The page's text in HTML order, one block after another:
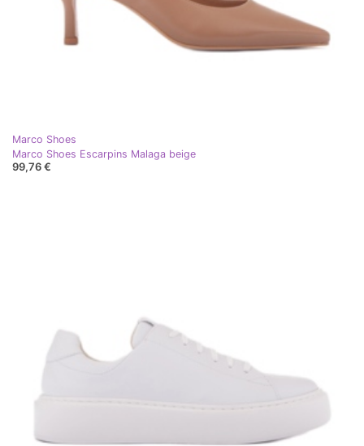
Marco Shoes
Marco Shoes Escarpins Malaga beige
99,76 €